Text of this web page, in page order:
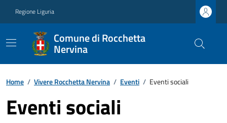
Regione Liguria
Comune di Rocchetta
Nervina
Home / Vivere Rocchetta Nervina / Eventi / Eventi sociali
Eventi sociali